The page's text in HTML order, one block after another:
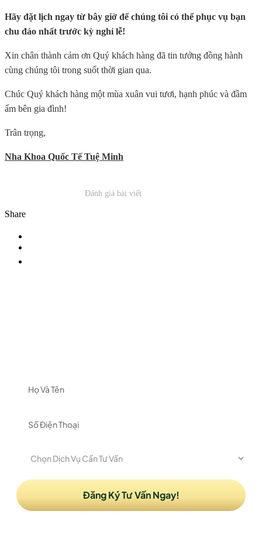
Hãy đặt lịch ngay từ bây giờ để chúng tôi có thể phục vụ bạn
chu đáo nhất trước kỳ nghỉ lễ!
Xin chân thành cảm ơn Quý khách hàng đã tin tưởng đồng hành
cùng chúng tôi trong suốt thời gian qua.
Chúc Quý khách hàng một mùa xuân vui tươi, hạnh phúc và đầm
ấm bên gia đình!
Trân trọng,
Nha Khoa Quốc Tế Tuệ Minh
Đánh giá bài viết
Share